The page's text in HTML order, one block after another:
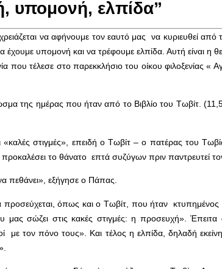
υπομονή, ελπίδα”
να αφήνουμε τον εαυτό μας να κυριευθεί
υπομονή και να τρέφουμε ελπίδα. Αυτή είναι η
που τέλεσε στο παρεκκλήσιο του οίκου φιλοξενίας «
της ημέρας που ήταν από το Βιβλίο του Τωβίτ.
στιγμές», επειδή ο Τωβίτ – ο πατέρας του
το θάνατο επτά συζύγων πριν παντρευτεί
πεθάνει», εξήγησε ο Πάπας.
προσεύχεται, όπως και ο Τωβίτ, που ήταν
σώζει στις κακές στιγμές: η προσευχή». Έπειτα
τον πόνο τους». Και τέλος η ελπίδα, δηλαδή